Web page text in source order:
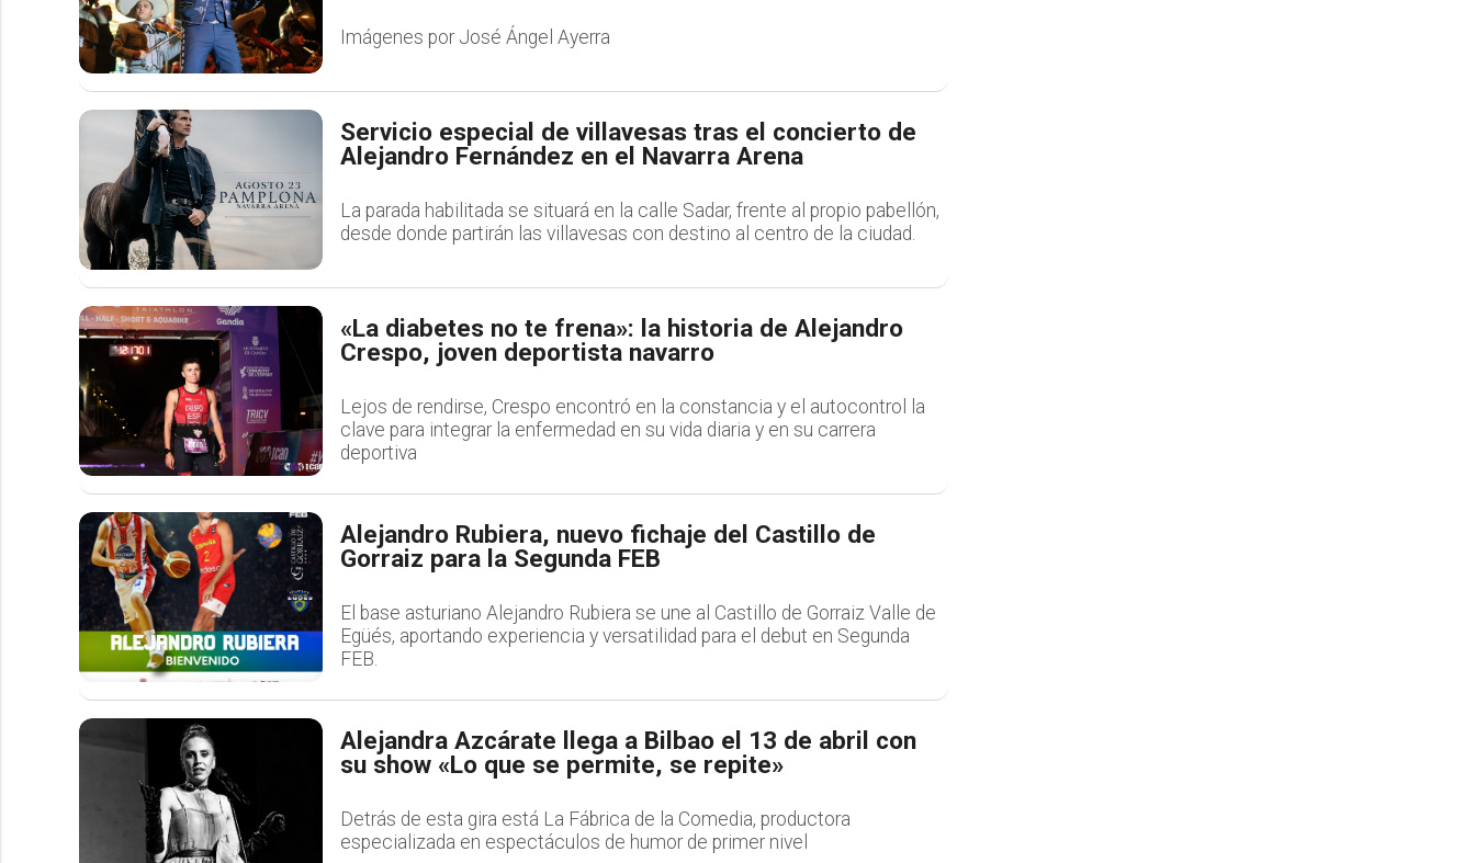
Imágenes por José Ángel Ayerra
Servicio especial de villavesas tras el concierto de
Alejandro Fernández en el Navarra Arena
La parada habilitada se situará en la calle Sadar, frente al propio pabellón,
desde donde partirán las villavesas con destino al centro de la ciudad.
«La diabetes no te frena»: la historia de Alejandro
Crespo, joven deportista navarro
Lejos de rendirse, Crespo encontró en la constancia y el autocontrol la
clave para integrar la enfermedad en su vida diaria y en su carrera
deportiva
Alejandro Rubiera, nuevo fichaje del Castillo de
Gorraiz para la Segunda FEB
El base asturiano Alejandro Rubiera se une al Castillo de Gorraiz Valle de
Egüés, aportando experiencia y versatilidad para el debut en Segunda
FEB.
Alejandra Azcárate llega a Bilbao el 13 de abril con
su show «Lo que se permite, se repite»
Detrás de esta gira está La Fábrica de la Comedia, productora
especializada en espectáculos de humor de primer nivel